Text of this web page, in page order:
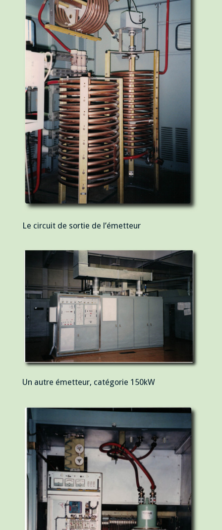
Le circuit de sortie de l’émetteur
Un autre émetteur, catégorie 150kW